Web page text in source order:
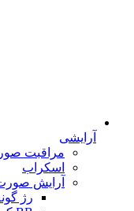
آرایشی
مراقبت
اسکراب
آرایش
رژ